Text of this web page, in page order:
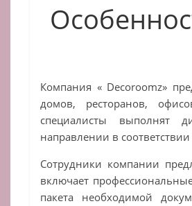
Компания « Decoroomz»
домов, ресторанов,
специалисты выполнят
направлении в
Сотрудники компании
включает
пакета необходимой